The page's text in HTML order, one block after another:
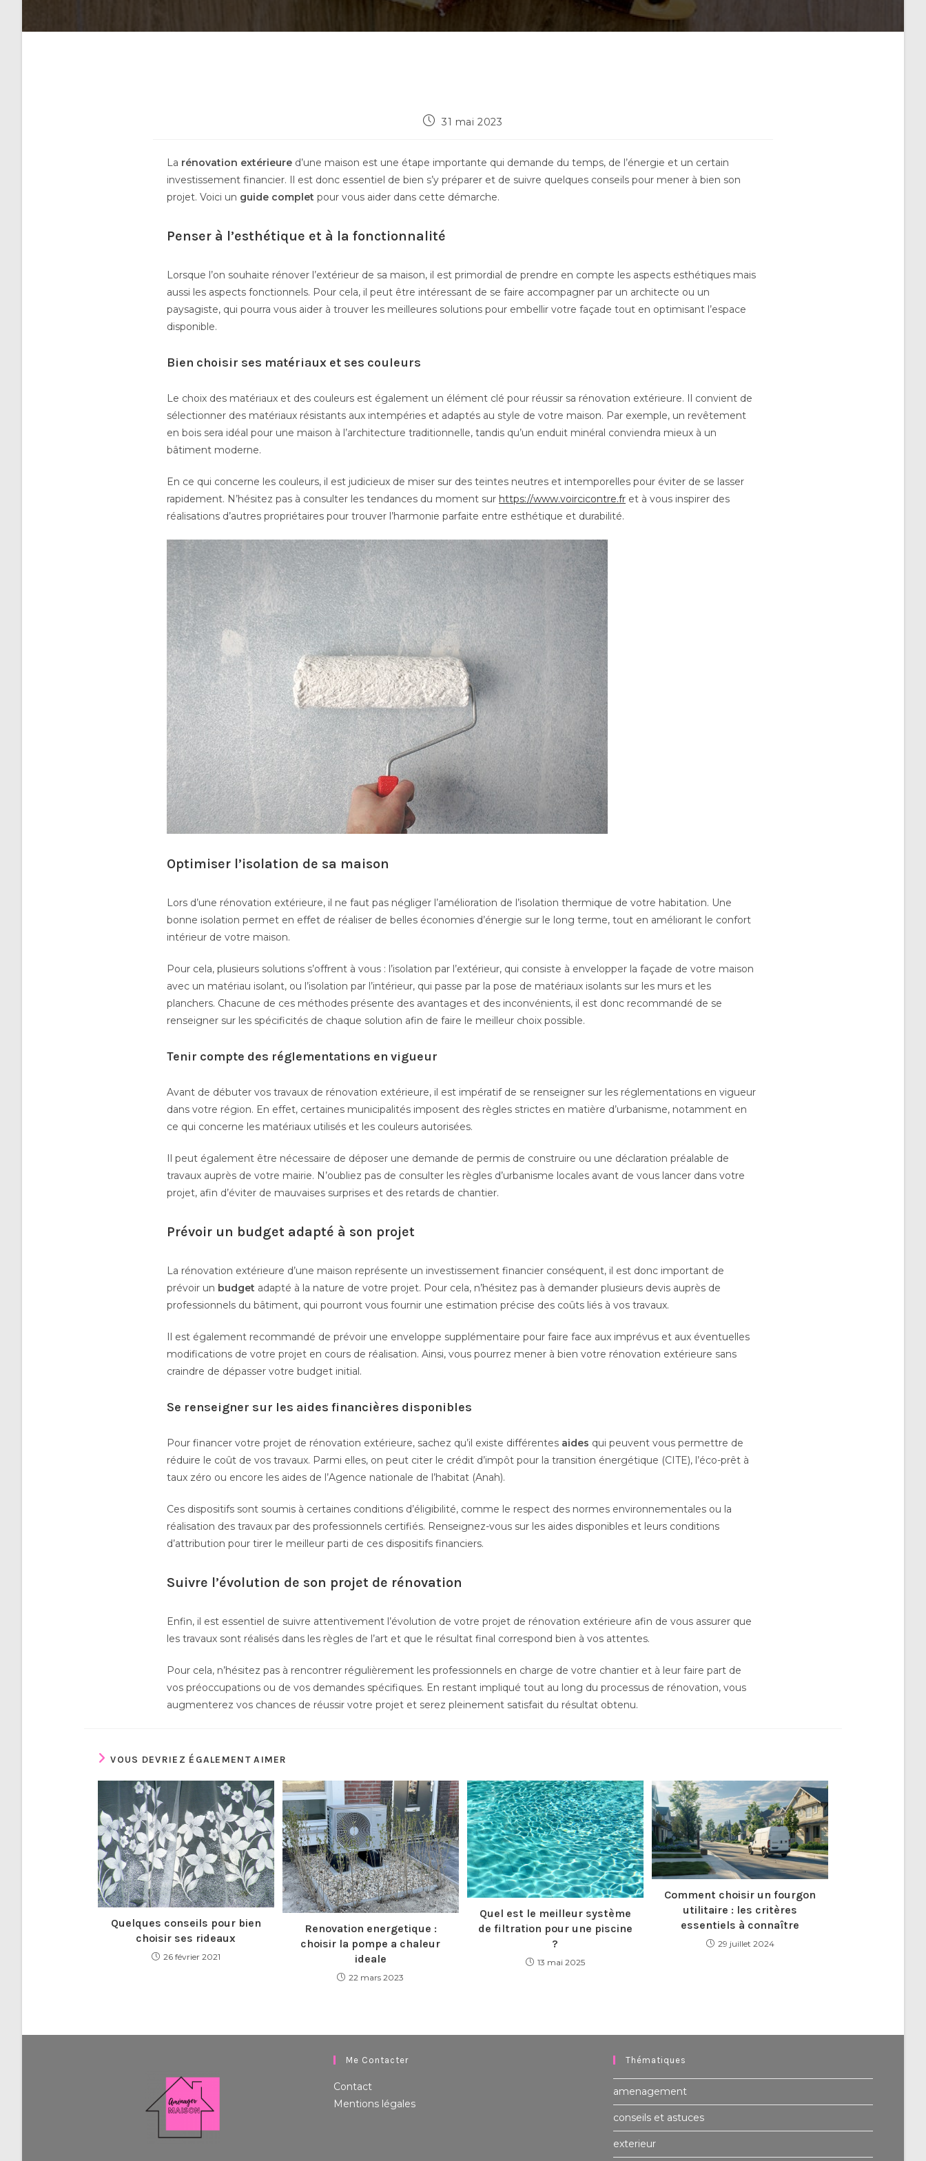
Publication
31 mai 2023
La rénovation extérieure d’une maison est une étape importante qui demande du temps, de l’énergie et un certain
investissement financier. Il est donc essentiel de bien s’y préparer et de suivre quelques conseils pour mener à bien son
projet. Voici un guide complet pour vous aider dans cette démarche.
Penser à l’esthétique et à la fonctionnalité
Lorsque l’on souhaite rénover l’extérieur de sa maison, il est primordial de prendre en compte les aspects esthétiques mais
aussi les aspects fonctionnels. Pour cela, il peut être intéressant de se faire accompagner par un architecte ou un
paysagiste, qui pourra vous aider à trouver les meilleures solutions pour embellir votre façade tout en optimisant l’espace
disponible.
Bien choisir ses matériaux et ses couleurs
Le choix des matériaux et des couleurs est également un élément clé pour réussir sa rénovation extérieure. Il convient de
sélectionner des matériaux résistants aux intempéries et adaptés au style de votre maison. Par exemple, un revêtement
en bois sera idéal pour une maison à l’architecture traditionnelle, tandis qu’un enduit minéral conviendra mieux à un
bâtiment moderne.
En ce qui concerne les couleurs, il est judicieux de miser sur des teintes neutres et intemporelles pour éviter de se lasser
rapidement. N’hésitez pas à consulter les tendances du moment sur https://www.voircicontre.fr et à vous inspirer des
réalisations d’autres propriétaires pour trouver l’harmonie parfaite entre esthétique et durabilité.
Optimiser l’isolation de sa maison
Lors d’une rénovation extérieure, il ne faut pas négliger l’amélioration de l’isolation thermique de votre habitation. Une
bonne isolation permet en effet de réaliser de belles économies d’énergie sur le long terme, tout en améliorant le confort
intérieur de votre maison.
Pour cela, plusieurs solutions s’offrent à vous : l’isolation par l’extérieur, qui consiste à envelopper la façade de votre maison
avec un matériau isolant, ou l’isolation par l’intérieur, qui passe par la pose de matériaux isolants sur les murs et les
planchers. Chacune de ces méthodes présente des avantages et des inconvénients, il est donc recommandé de se
renseigner sur les spécificités de chaque solution afin de faire le meilleur choix possible.
Tenir compte des réglementations en vigueur
Avant de débuter vos travaux de rénovation extérieure, il est impératif de se renseigner sur les réglementations en vigueur
dans votre région. En effet, certaines municipalités imposent des règles strictes en matière d’urbanisme, notamment en
ce qui concerne les matériaux utilisés et les couleurs autorisées.
Il peut également être nécessaire de déposer une demande de permis de construire ou une déclaration préalable de
travaux auprès de votre mairie. N’oubliez pas de consulter les règles d’urbanisme locales avant de vous lancer dans votre
projet, afin d’éviter de mauvaises surprises et des retards de chantier.
Prévoir un budget adapté à son projet
La rénovation extérieure d’une maison représente un investissement financier conséquent, il est donc important de
prévoir un budget adapté à la nature de votre projet. Pour cela, n’hésitez pas à demander plusieurs devis auprès de
professionnels du bâtiment, qui pourront vous fournir une estimation précise des coûts liés à vos travaux.
Il est également recommandé de prévoir une enveloppe supplémentaire pour faire face aux imprévus et aux éventuelles
modifications de votre projet en cours de réalisation. Ainsi, vous pourrez mener à bien votre rénovation extérieure sans
craindre de dépasser votre budget initial.
Se renseigner sur les aides financières disponibles
Pour financer votre projet de rénovation extérieure, sachez qu’il existe différentes aides qui peuvent vous permettre de
réduire le coût de vos travaux. Parmi elles, on peut citer le crédit d’impôt pour la transition énergétique (CITE), l’éco-prêt à
taux zéro ou encore les aides de l’Agence nationale de l’habitat (Anah).
Ces dispositifs sont soumis à certaines conditions d’éligibilité, comme le respect des normes environnementales ou la
réalisation des travaux par des professionnels certifiés. Renseignez-vous sur les aides disponibles et leurs conditions
d’attribution pour tirer le meilleur parti de ces dispositifs financiers.
Suivre l’évolution de son projet de rénovation
Enfin, il est essentiel de suivre attentivement l’évolution de votre projet de rénovation extérieure afin de vous assurer que
les travaux sont réalisés dans les règles de l’art et que le résultat final correspond bien à vos attentes.
Pour cela, n’hésitez pas à rencontrer régulièrement les professionnels en charge de votre chantier et à leur faire part de
vos préoccupations ou de vos demandes spécifiques. En restant impliqué tout au long du processus de rénovation, vous
augmenterez vos chances de réussir votre projet et serez pleinement satisfait du résultat obtenu.
VOUS DEVRIEZ ÉGALEMENT AIMER
Quelques conseils pour bien
choisir ses rideaux
26 février 2021
Renovation energetique :
choisir la pompe a chaleur
ideale
22 mars 2023
Quel est le meilleur système
de filtration pour une piscine
?
13 mai 2025
Comment choisir un fourgon
utilitaire : les critères
essentiels à connaître
29 juillet 2024
Me Contacter
Contact
Mentions légales
Thématiques
amenagement
conseils et astuces
exterieur